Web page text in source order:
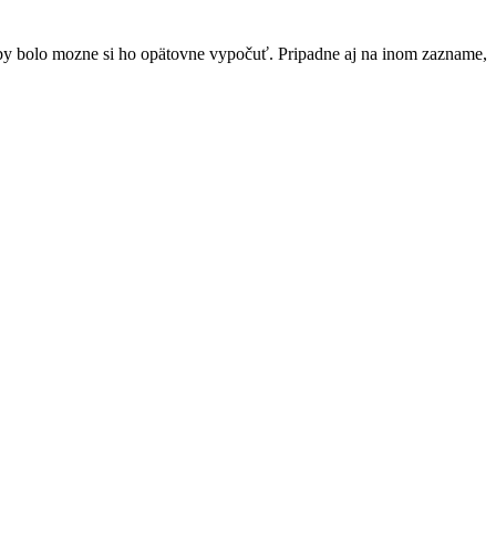
bolo mozne si ho opätovne vypočuť. Pripadne aj na inom zazname,